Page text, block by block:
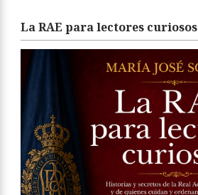
La RAE para lectores curiosos